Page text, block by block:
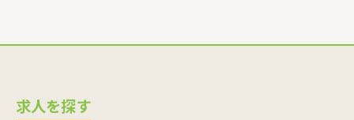
求人を探す